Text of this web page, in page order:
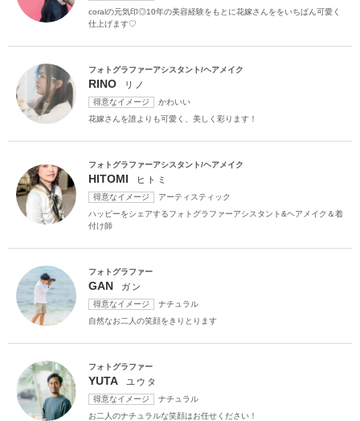
家族・友人と撮影
事前来店なしで撮影
チャペルでの撮影
人気スポットでの撮影
土日同一料金
3万円以下のプラン
coralの元気印◎10年の美容経験をもとに花嫁さんををいちばん可愛く
仕上げます♡
フォトグラファーアシスタント/ヘアメイク
RINO リノ
得意なイメージ
かわいい
花嫁さんを誰よりも可愛く、美しく彩ります！
フォトグラファーアシスタント/ヘアメイク
HITOMI ヒトミ
得意なイメージ
アーティスティック
ハッピーをシェアするフォトグラファーアシスタント&ヘアメイク＆着
付け師
フォトグラファー
GAN ガン
得意なイメージ
ナチュラル
自然なお二人の笑顔をきりとります
フォトグラファー
YUTA ユウタ
得意なイメージ
ナチュラル
お二人のナチュラルな笑顔はお任せください！